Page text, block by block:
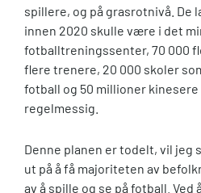
spillere, og på grasrotnivå. De
innen 2020 skulle være i det
fotballtreningssenter, 70 000
flere trenere, 20 000 skoler
fotball og 50 millioner
regelmessig.
Denne planen er todelt, vil jeg
ut på å få majoriteten av
av å spille og se på fotball. Ved